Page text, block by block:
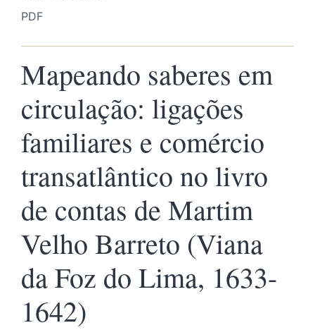
PDF
Mapeando saberes em
circulação: ligações
familiares e comércio
transatlântico no livro
de contas de Martim
Velho Barreto (Viana
da Foz do Lima, 1633-
1642)